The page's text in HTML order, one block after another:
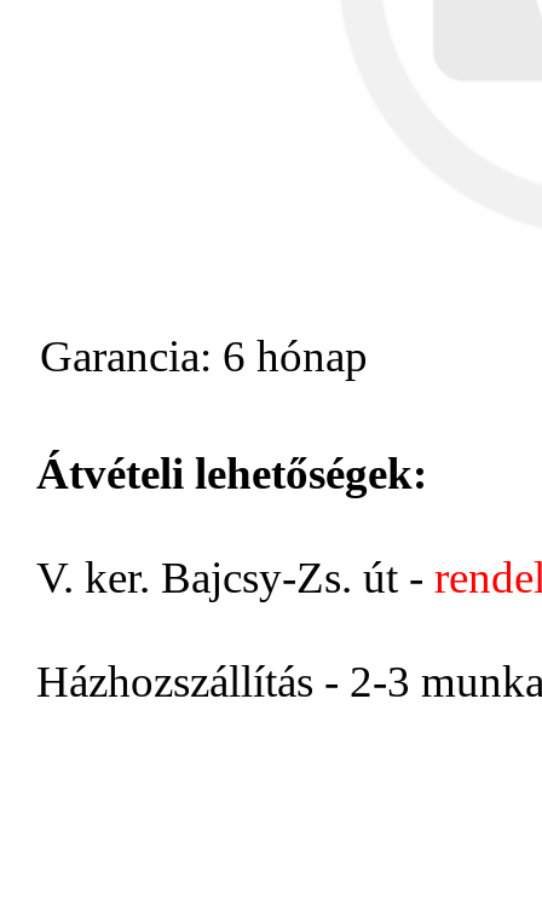
Garancia: 6 hónap
Átvételi lehetőségek:
V. ker. Bajcsy-Zs. út -
Házhozszállítás - 2-3